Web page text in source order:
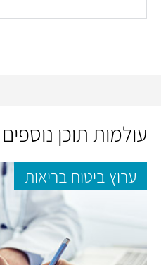
עולמות תוכן נוספים
ערוץ ביטוח בריאות